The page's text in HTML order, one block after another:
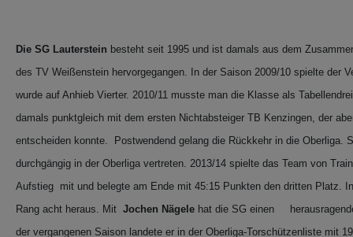
Die SG Lauterstein besteht seit 1995 und ist damals aus dem
des TV Weißenstein hervorgegangen. In der Saison 2009/10 spielte der
wurde auf Anhieb Vierter. 2010/11 musste man die Klasse als
damals punktgleich mit dem ersten Nichtabsteiger TB Kenzingen, der
entscheiden konnte. Postwendend gelang die Rückkehr in die Oberliga.
durchgängig in der Oberliga vertreten. 2013/14 spielte das Team von
Aufstieg mit und belegte am Ende mit 45:15 Punkten den dritten Platz.
Rang acht heraus. Mit Jochen Nägele hat die SG einen
der vergangenen Saison landete er in der Oberliga-Torschützenliste mit